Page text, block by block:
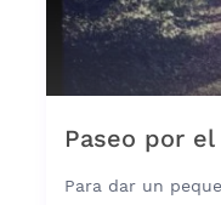
Paseo por
Para dar un